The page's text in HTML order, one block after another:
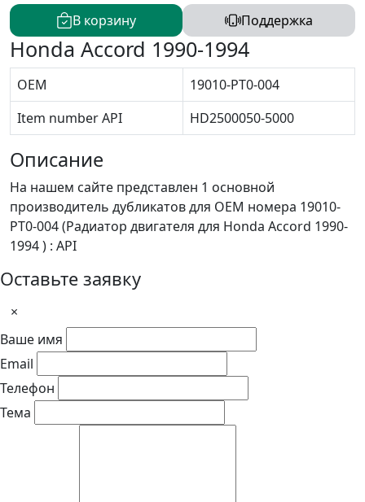
В корзину Поддержка
Honda Accord 1990-1994
OEM
19010-PT0-004
Item number API
HD2500050-5000
Описание
На нашем сайте представлен 1 основной
производитель дубликатов для OEM номера 19010-
PT0-004 (Радиатор двигателя для Honda Accord 1990-
1994 ) : API
Оставьте заявку
×
Ваше имя
Email
Телефон
Тема